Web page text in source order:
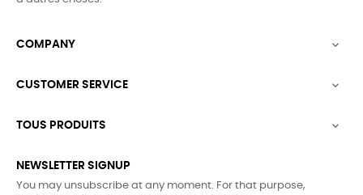
COMPANY 
CUSTOMER SERVICE 
TOUS PRODUITS 
NEWSLETTER SIGNUP
You may unsubscribe at any moment. For that purpose,